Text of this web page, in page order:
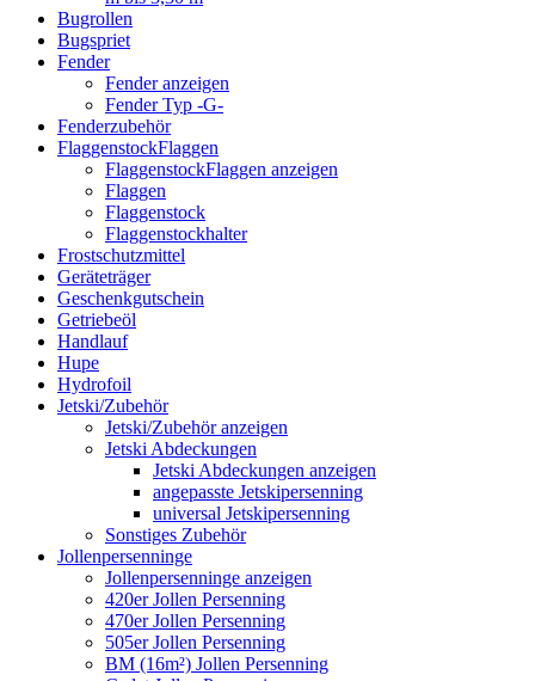
Bugrollen
Bugspriet
Fender
Fender anzeigen
Fender Typ -G-
Fenderzubehör
FlaggenstockFlaggen
FlaggenstockFlaggen anzeigen
Flaggen
Flaggenstock
Flaggenstockhalter
Frostschutzmittel
Geräteträger
Geschenkgutschein
Getriebeöl
Handlauf
Hupe
Hydrofoil
Jetski/Zubehör
Jetski/Zubehör anzeigen
Jetski Abdeckungen
Jetski Abdeckungen anzeigen
angepasste Jetskipersenning
universal Jetskipersenning
Sonstiges Zubehör
Jollenpersenninge
Jollenpersenninge anzeigen
420er Jollen Persenning
470er Jollen Persenning
505er Jollen Persenning
BM (16m²) Jollen Persenning